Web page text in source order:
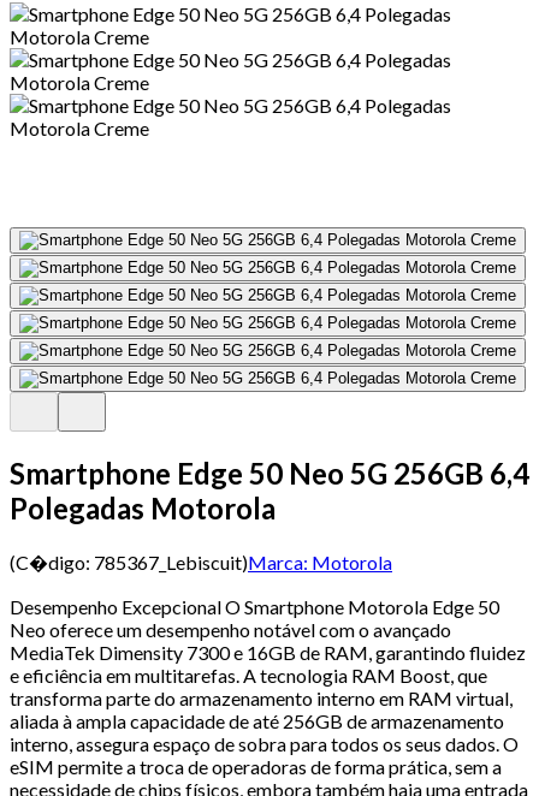
Smartphone Edge 50 Neo 5G 256GB 6,4
Polegadas Motorola
(C�digo: 785367_Lebiscuit)Marca: Motorola
Desempenho Excepcional O Smartphone Motorola Edge 50
Neo oferece um desempenho notável com o avançado
MediaTek Dimensity 7300 e 16GB de RAM, garantindo fluidez
e eficiência em multitarefas. A tecnologia RAM Boost, que
transforma parte do armazenamento interno em RAM virtual,
aliada à ampla capacidade de até 256GB de armazenamento
interno, assegura espaço de sobra para todos os seus dados. O
eSIM permite a troca de operadoras de forma prática, sem a
necessidade de chips físicos, embora também haja uma entrada